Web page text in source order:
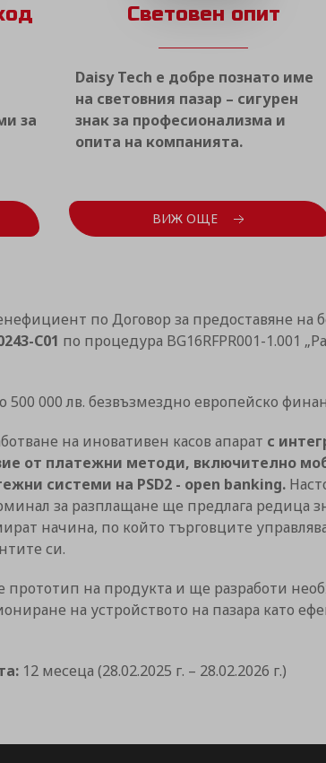
за
Световен опит
Daisy Tech е добре познато име
на световния пазар – сигурен
знак за професионализма и
опита на компанията.
ВИЖ ОЩЕ
по Договор за предоставяне на
C01 по процедура BG16RFPR001-1.001
500 000 лв. безвъзмездно европейско
на иновативен касов апарат с
от платежни методи, включително
системи на PSD2 - open banking.
за разплащане ще предлага редица
начина, по който търговците
си.
прототип на продукта и ще разработи
на устройството на пазара като
12 месеца (28.02.2025 г. – 28.02.2026 г.)